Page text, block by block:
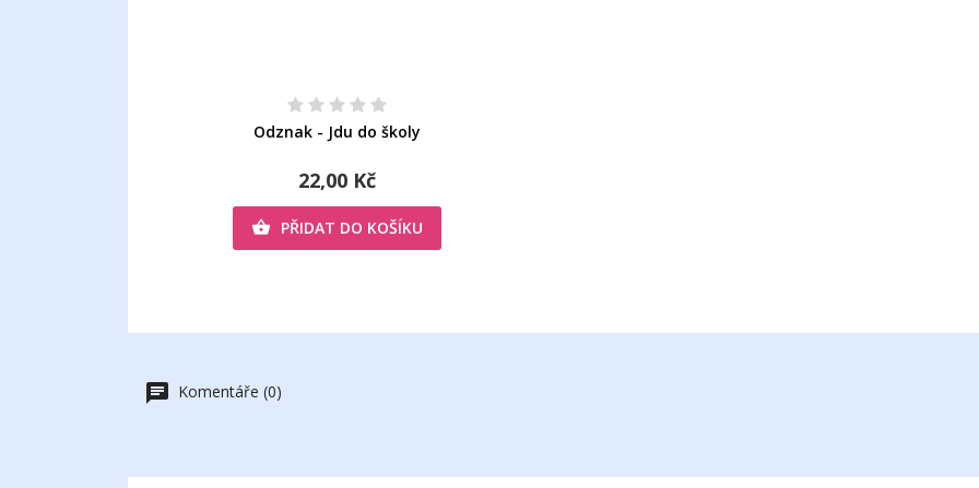
Odznak - Jdu do školy
22,00 Kč
 PŘIDAT DO KOŠÍKU
Komentáře (0)